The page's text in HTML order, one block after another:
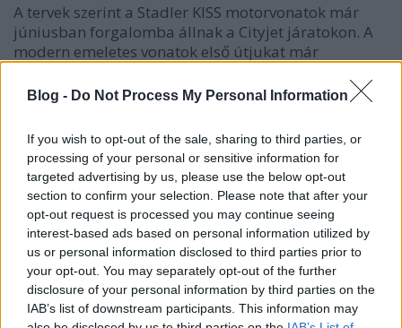
Blog - Do Not Process My Personal Information
If you wish to opt-out of the sale, sharing to third parties, or
processing of your personal or sensitive information for
targeted advertising by us, please use the below opt-out
section to confirm your selection. Please note that after your
opt-out request is processed you may continue seeing
interest-based ads based on personal information utilized by
us or personal information disclosed to third parties prior to
your opt-out. You may separately opt-out of the further
disclosure of your personal information by third parties on the
IAB’s list of downstream participants. This information may
A tervek szerint a Stadler KISS motorvonatok már
júniusban forgalomba állnak a Cityjet járatokon. A
modern emeletes vonatok első útjukat már
ígéretek szerint akár 25%-kal több ülőhelyet
közlekedő járatokhoz képest.